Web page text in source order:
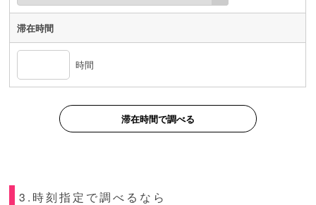
滞在時間
時間
滞在時間で調べる
3.時刻指定で調べるなら